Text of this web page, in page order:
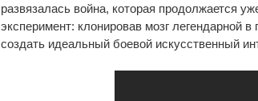
развязалась война, которая продолжается
эксперимент: клонировав мозг
создать идеальный боевой искусственный